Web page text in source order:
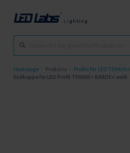
Homepage Produkte Profile für LED TEKKNI+
Endkappe für LED Profil TEKKNI+ BARDE+ weiß